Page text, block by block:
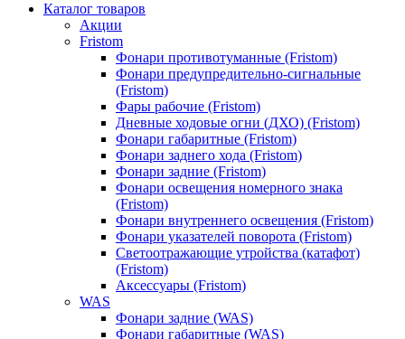
Каталог товаров
Акции
Fristom
Фонари противотуманные (Fristom)
Фонари предупредительно-сигнальные
(Fristom)
Фары рабочие (Fristom)
Дневные ходовые огни (ДХО) (Fristom)
Фонари габаритные (Fristom)
Фонари заднего хода (Fristom)
Фонари задние (Fristom)
Фонари освещения номерного знака
(Fristom)
Фонари внутреннего освещения (Fristom)
Фонари указателей поворота (Fristom)
Светоотражающие утройства (катафот)
(Fristom)
Аксессуары (Fristom)
WAS
Фонари задние (WAS)
Фонари габаритные (WAS)